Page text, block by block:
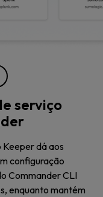
serviço
Keeper dá aos
configuração
Commander CLI
enquanto mantém